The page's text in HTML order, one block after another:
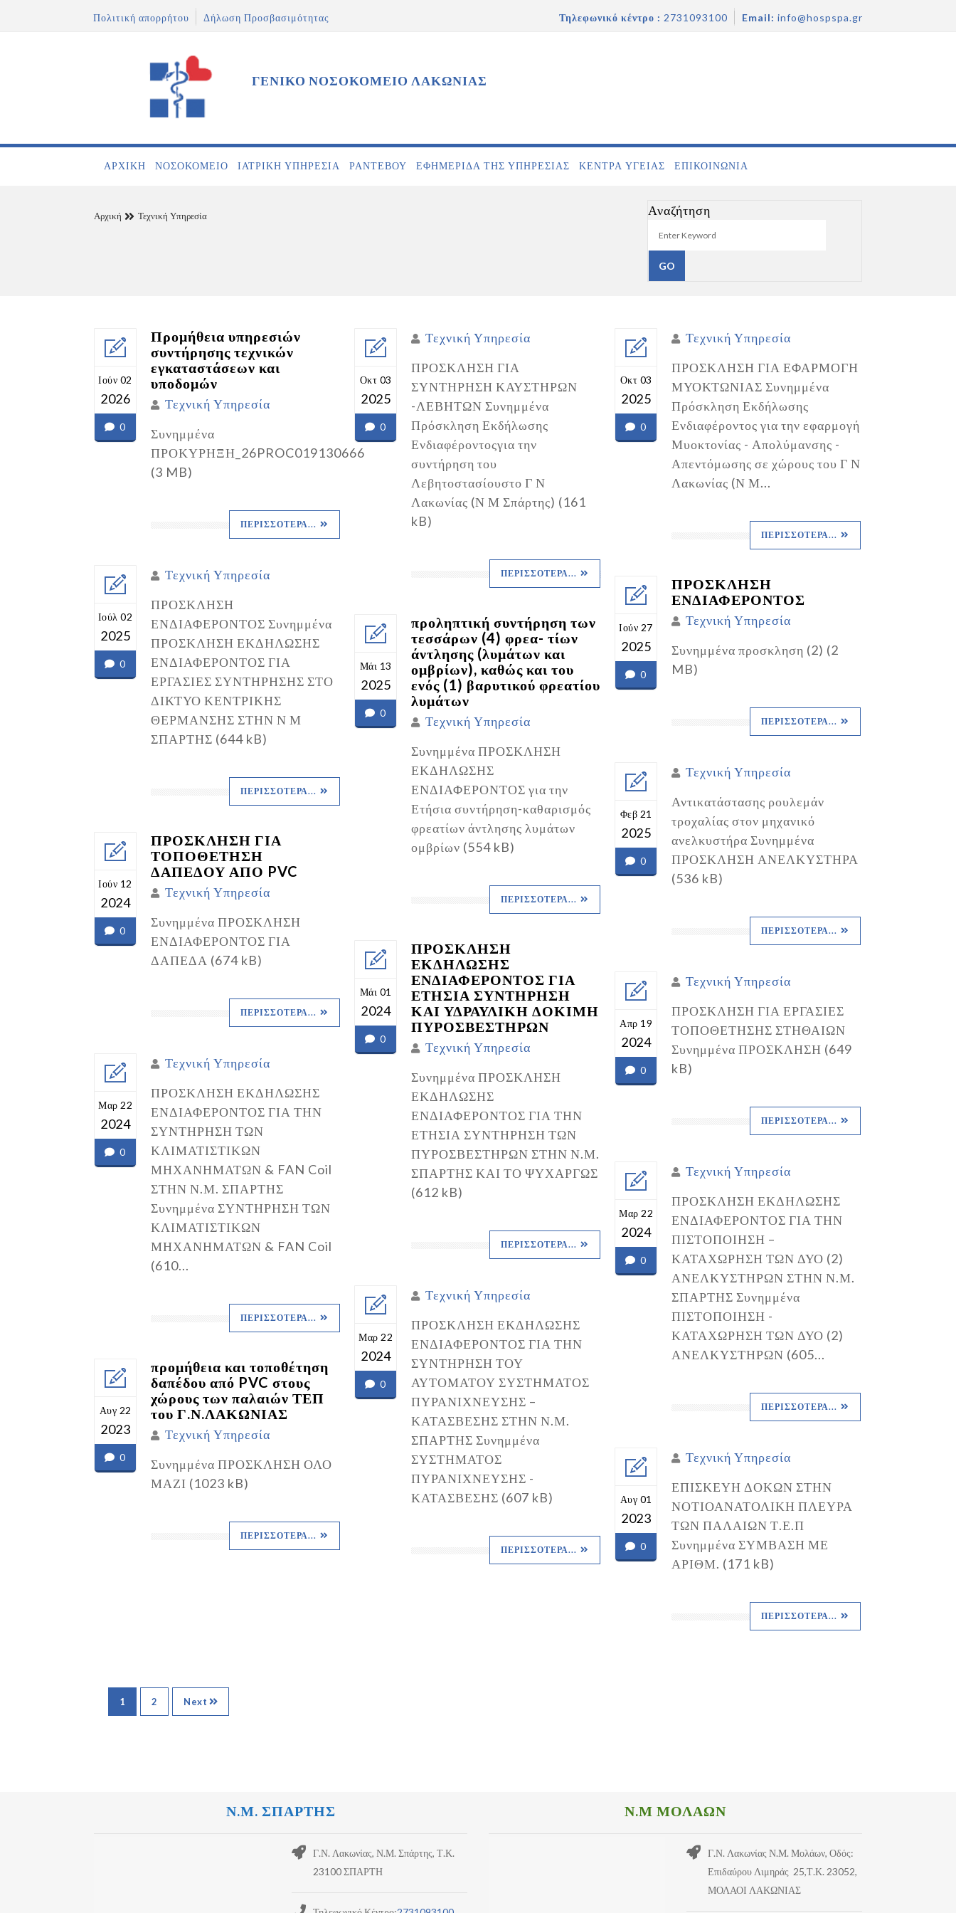
Πολιτική απορρήτου Δήλωση Προσβασιμότητας Τηλεφωνικό κέντρο : 2731093100 Email: info@hospspa.gr
ΓΕΝΙΚΟ ΝΟΣΟΚΟΜΕΙΟ ΛΑΚΩΝΙΑΣ
ΑΡΧΙΚΉ ΝΟΣΟΚΟΜΕΊΟ ΙΑΤΡΙΚΉ ΥΠΗΡΕΣΊΑ ΡΑΝΤΕΒΟΎ ΕΦΗΜΕΡΊΔΑ ΤΗΣ ΥΠΗΡΕΣΊΑΣ ΚΕΝΤΡΑ ΥΓΕΙΑΣ ΕΠΙΚΟΙΝΩΝΊΑ
Αρχική Τεχνική Υπηρεσία Αναζήτηση
Ιούν 02
2026
0
Προμήθεια υπηρεσιών
συντήρησης τεχνικών
εγκαταστάσεων και
υποδομών
Τεχνική Υπηρεσία
Συνημμένα
ΠΡΟΚΥΡΗΞΗ_26PROC019130666
(3 MB)
ΠΕΡΙΣΣΌΤΕΡΑ...
Οκτ 03
2025
0
Τεχνική Υπηρεσία
ΠΡΟΣΚΛΗΣΗ ΓΙΑ
ΣΥΝΤΗΡΗΣΗ ΚΑΥΣΤΗΡΩΝ
-ΛΕΒΗΤΩΝ Συνημμένα
Πρόσκληση Εκδήλωσης
Ενδιαφέροντοςγια την
συντήρηση του
Λεβητοστασίουστο Γ Ν
Λακωνίας (Ν Μ Σπάρτης) (161
kB)
ΠΕΡΙΣΣΌΤΕΡΑ...
Οκτ 03
2025
0
Τεχνική Υπηρεσία
ΠΡΟΣΚΛΗΣΗ ΓΙΑ ΕΦΑΡΜΟΓΗ
ΜΥΟΚΤΩΝΙΑΣ Συνημμένα
Πρόσκληση Εκδήλωσης
Ενδιαφέροντος για την εφαρμογή
Μυοκτονίας - Απολύμανσης -
Απεντόμωσης σε χώρους του Γ Ν
Λακωνίας (Ν Μ...
ΠΕΡΙΣΣΌΤΕΡΑ...
Ιούλ 02
2025
0
Τεχνική Υπηρεσία
ΠΡΟΣΚΛΗΣΗ
ΕΝΔΙΑΦΕΡΟΝΤΟΣ Συνημμένα
ΠΡΟΣΚΛΗΣΗ ΕΚΔΗΛΩΣΗΣ
ΕΝΔΙΑΦΕΡΟΝΤΟΣ ΓΙΑ
ΕΡΓΑΣΙΕΣ ΣΥΝΤΗΡΗΣΗΣ ΣΤΟ
ΔΙΚΤΥΟ ΚΕΝΤΡΙΚΗΣ
ΘΕΡΜΑΝΣΗΣ ΣΤΗΝ Ν Μ
ΣΠΑΡΤΗΣ (644 kB)
ΠΕΡΙΣΣΌΤΕΡΑ...
Ιούν 27
2025
0
ΠΡΟΣΚΛΗΣΗ
ΕΝΔΙΑΦΕΡΟΝΤΟΣ
Τεχνική Υπηρεσία
Συνημμένα προσκληση (2) (2
MB)
ΠΕΡΙΣΣΌΤΕΡΑ...
Μάι 13
2025
0
προληπτική συντήρηση των
τεσσάρων (4) φρεα- τίων
άντλησης (λυμάτων και
ομβρίων), καθώς και του
ενός (1) βαρυτικού φρεατίου
λυμάτων
Τεχνική Υπηρεσία
Συνημμένα ΠΡΟΣΚΛΗΣΗ
ΕΚΔΗΛΩΣΗΣ
ΕΝΔΙΑΦΕΡΟΝΤΟΣ για την
Ετήσια συντήρηση-καθαρισμός
φρεατίων άντλησης λυμάτων
ομβρίων (554 kB)
ΠΕΡΙΣΣΌΤΕΡΑ...
Φεβ 21
2025
0
Τεχνική Υπηρεσία
Αντικατάστασης ρουλεμάν
τροχαλίας στον μηχανικό
ανελκυστήρα Συνημμένα
ΠΡΟΣΚΛΗΣΗ ΑΝΕΛΚΥΣΤΗΡΑ
(536 kB)
ΠΕΡΙΣΣΌΤΕΡΑ...
Ιούν 12
2024
0
ΠΡΟΣΚΛΗΣΗ ΓΙΑ
ΤΟΠΟΘΕΤΗΣΗ
ΔΑΠΕΔΟΥ ΑΠΟ PVC
Τεχνική Υπηρεσία
Συνημμένα ΠΡΟΣΚΛΗΣΗ
ΕΝΔΙΑΦΕΡΟΝΤΟΣ ΓΙΑ
ΔΑΠΕΔΑ (674 kB)
ΠΕΡΙΣΣΌΤΕΡΑ...
Μάι 01
2024
0
ΠΡΟΣΚΛΗΣΗ
ΕΚΔΗΛΩΣΗΣ
ΕΝΔΙΑΦΕΡΟΝΤΟΣ ΓΙΑ
ΕΤΗΣΙΑ ΣΥΝΤΗΡΗΣΗ
ΚΑΙ ΥΔΡΑΥΛΙΚΗ ΔΟΚΙΜΗ
ΠΥΡΟΣΒΕΣΤΗΡΩΝ
Τεχνική Υπηρεσία
Συνημμένα ΠΡΟΣΚΛΗΣΗ
ΕΚΔΗΛΩΣΗΣ
ΕΝΔΙΑΦΕΡΟΝΤΟΣ ΓΙΑ ΤΗΝ
ΕΤΗΣΙΑ ΣΥΝΤΗΡΗΣΗ ΤΩΝ
ΠΥΡΟΣΒΕΣΤΗΡΩΝ ΣΤΗΝ Ν.Μ.
ΣΠΑΡΤΗΣ ΚΑΙ ΤΟ ΨΥΧΑΡΓΩΣ
(612 kB)
ΠΕΡΙΣΣΌΤΕΡΑ...
Απρ 19
2024
0
Τεχνική Υπηρεσία
ΠΡΟΣΚΛΗΣΗ ΓΙΑ ΕΡΓΑΣΙΕΣ
ΤΟΠΟΘΕΤΗΣΗΣ ΣΤΗΘΑΙΩΝ
Συνημμένα ΠΡΟΣΚΛΗΣΗ (649
kB)
ΠΕΡΙΣΣΌΤΕΡΑ...
Μαρ 22
2024
0
Τεχνική Υπηρεσία
ΠΡΟΣΚΛΗΣΗ ΕΚΔΗΛΩΣΗΣ
ΕΝΔΙΑΦΕΡΟΝΤΟΣ ΓΙΑ ΤΗΝ
ΣΥΝΤΗΡΗΣΗ ΤΩΝ
ΚΛΙΜΑΤΙΣΤΙΚΩΝ
ΜΗΧΑΝΗΜΑΤΩΝ & FAN Coil
ΣΤΗΝ Ν.Μ. ΣΠΑΡΤΗΣ
Συνημμένα ΣΥΝΤΗΡΗΣΗ ΤΩΝ
ΚΛΙΜΑΤΙΣΤΙΚΩΝ
ΜΗΧΑΝΗΜΑΤΩΝ & FAN Coil
(610...
ΠΕΡΙΣΣΌΤΕΡΑ...
Μαρ 22
2024
0
Τεχνική Υπηρεσία
ΠΡΟΣΚΛΗΣΗ ΕΚΔΗΛΩΣΗΣ
ΕΝΔΙΑΦΕΡΟΝΤΟΣ ΓΙΑ ΤΗΝ
ΠΙΣΤΟΠΟΙΗΣΗ –
ΚΑΤΑΧΩΡΗΣΗ ΤΩΝ ΔΥΟ (2)
ΑΝΕΛΚΥΣΤΗΡΩΝ ΣΤΗΝ Ν.Μ.
ΣΠΑΡΤΗΣ Συνημμένα
ΠΙΣΤΟΠΟΙΗΣΗ -
ΚΑΤΑΧΩΡΗΣΗ ΤΩΝ ΔΥΟ (2)
ΑΝΕΛΚΥΣΤΗΡΩΝ (605...
ΠΕΡΙΣΣΌΤΕΡΑ...
Μαρ 22
2024
0
Τεχνική Υπηρεσία
ΠΡΟΣΚΛΗΣΗ ΕΚΔΗΛΩΣΗΣ
ΕΝΔΙΑΦΕΡΟΝΤΟΣ ΓΙΑ ΤΗΝ
ΣΥΝΤΗΡΗΣΗ ΤΟΥ
ΑΥΤΟΜΑΤΟΥ ΣΥΣΤΗΜΑΤΟΣ
ΠΥΡΑΝΙΧΝΕΥΣΗΣ –
ΚΑΤΑΣΒΕΣΗΣ ΣΤΗΝ Ν.Μ.
ΣΠΑΡΤΗΣ Συνημμένα
ΣΥΣΤΗΜΑΤΟΣ
ΠΥΡΑΝΙΧΝΕΥΣΗΣ -
ΚΑΤΑΣΒΕΣΗΣ (607 kB)
ΠΕΡΙΣΣΌΤΕΡΑ...
Αυγ 22
2023
0
προμήθεια και τοποθέτηση
δαπέδου από PVC στους
χώρους των παλαιών ΤΕΠ
του Γ.Ν.ΛΑΚΩΝΙΑΣ
Τεχνική Υπηρεσία
Συνημμένα ΠΡΟΣΚΛΗΣΗ ΟΛΟ
ΜΑΖΙ (1023 kB)
ΠΕΡΙΣΣΌΤΕΡΑ...
Αυγ 01
2023
0
Τεχνική Υπηρεσία
ΕΠΙΣΚΕΥΗ ΔΟΚΩΝ ΣΤΗΝ
ΝΟΤΙΟΑΝΑΤΟΛΙΚΗ ΠΛΕΥΡΑ
ΤΩΝ ΠΑΛΑΙΩΝ Τ.Ε.Π
Συνημμένα ΣΥΜΒΑΣΗ ΜΕ
ΑΡΙΘΜ. (171 kB)
ΠΕΡΙΣΣΌΤΕΡΑ...
1 2 Next
Ν.Μ. ΣΠΑΡΤΗΣ Ν.Μ ΜΟΛΑΩΝ
Γ.Ν. Λακωνίας, Ν.Μ. Σπάρτης, Τ.Κ.
23100 ΣΠΑΡΤΗ
Γ.Ν. Λακωνίας Ν.Μ. Μολάων, Οδός:
Επιδαύρου Λιμηράς 25,Τ.Κ. 23052,
ΜΟΛΑΟΙ ΛΑΚΩΝΙΑΣ